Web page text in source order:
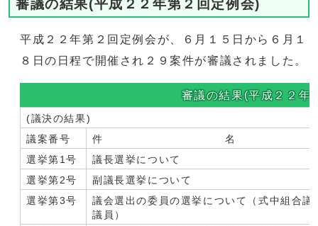
審議の結果(平成２２年第２回定例会)
平成２２年第２回定例会が、６月１５日から６月１
８日の日程で開催され２９案件が審議されました。
審議の結果(平成２２年
(議決の結果)
議案番号
件 名
選挙第1号
議長選挙について
選挙第2号
副議長選挙について
選挙第3号
議会選出の委員の選挙について（式中組合議
議員）